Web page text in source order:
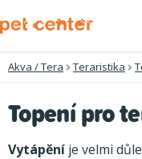
na
Akva / Tera Teraristika
Topení pro
Vytápění je velmi